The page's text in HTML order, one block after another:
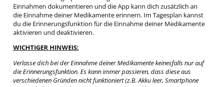
Einnahmen dokumentieren und die App kann dich zusätzlich an
die Einnahme deiner Medikamente erinnern. Im Tagesplan kannst
du die Erinnerungsfunktion für die Einnahme deiner Medikamente
aktivieren und deaktivieren.
WICHTIGER HINWEIS:
Verlasse dich bei der Einnahme deiner Medikamente keinesfalls nur auf
die Erinnerungsfunktion. Es kann immer passieren, dass diese aus
verschiedenen Gründen nicht funktioniert (z.B. Akku leer, Smartphone